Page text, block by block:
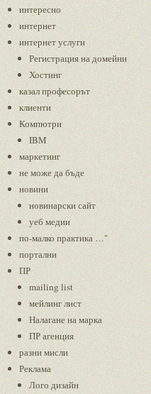
интересно
интернет
интернет услуги
Регистрация на домейни
Хостинг
казал професорът
клиенти
Компютри
IBM
маркетинг
не може да бъде
новини
новинарски сайт
уеб медии
по-малко практика …"
портални
ПР
mailing list
мейлинг лист
Налагане на марка
ПР агенция
разни мисли
Реклама
Лого дизайн